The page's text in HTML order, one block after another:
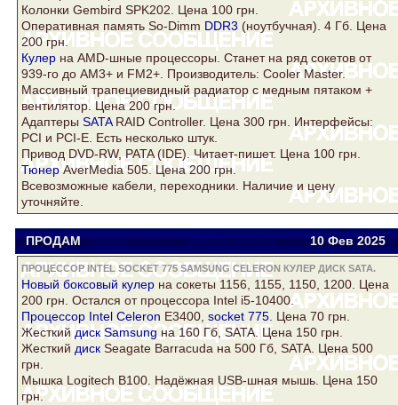
Колонки Gembird SPK202. Цена 100 грн.
Оперативная память So-Dimm DDR3 (ноутбучная). 4 Гб. Цена
200 грн.
Кулер на AMD-шные процессоры. Станет на ряд сокетов от
939-го до AM3+ и FM2+. Производитель: Cooler Master.
Массивный трапециевидный радиатор с медным пятаком +
вентилятор. Цена 200 грн.
Адаптеры SATARAID Controller. Цена 300 грн. Интерфейсы:
PCI и PCI-E. Есть несколько штук.
Привод DVD-RW, PATA (IDE). Читает-пишет. Цена 100 грн.
ТюнерAverMedia 505. Цена 200 грн.
Всевозможные кабели, переходники. Наличие и цену
уточняйте.
ПРОДАМ Viator viatora@ukr.net 10 Фев2025
ПРОЦЕССОР INTEL SOCKET 775 SAMSUNG CELERON КУЛЕР ДИСК SATA.
Новый боксовый кулер на сокеты 1156, 1155, 1150, 1200. Цена
200 грн. Остался от процессора Intel i5-10400.
Процессор Intel Celeron E3400, socket 775 . Цена 70 грн.
Жесткий диск Samsungна 160 Гб,SATA. Цена 150 грн.
Жесткий диск Seagate Barracuda на 500 Гб, SATA . Цена 500
грн.
Мышка Logitech B100. Надёжная USB-шная мышь. Цена 150
грн.